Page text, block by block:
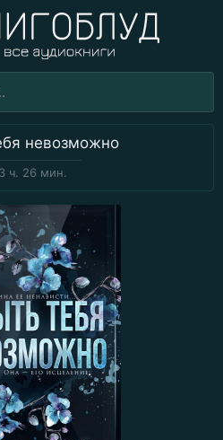
невозможно
ч. 26 мин.